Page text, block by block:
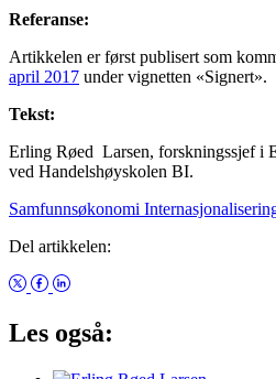
Referanse:
Artikkelen er først publisert som
april 2017 under vignetten «Signert».
Tekst:
Erling Røed Larsen, forskningssjef i
ved Handelshøyskolen BI.
Samfunnsøkonomi
Del artikkelen:
Les også: